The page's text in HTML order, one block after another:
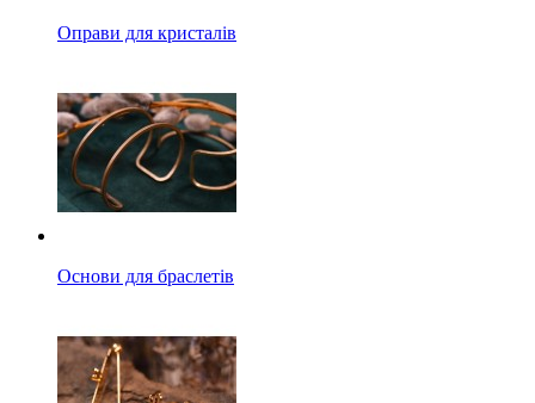
Оправи для кристалів
Основи для браслетів